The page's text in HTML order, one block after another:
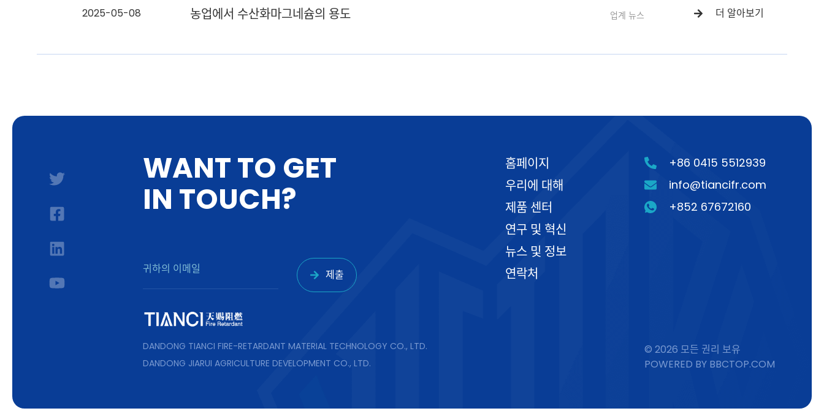
2025-05-08 농업에서 수산화마그네슘의 용도 업계 뉴스 더 알아보기
WANTTO GET
IN TOUCH?
제출
DANDONG TIANCI FIRE-RETARDANT MATERIAL TECHNOLOGY CO., LTD.
DANDONG JIARUI AGRICULTURE DEVELOPMENT CO., LTD.
홈페이지
우리에 대해
제품 센터
연구 및 혁신
뉴스 및 정보
연락처
+86 0415 5512939
info@tiancifr.com
+852 67672160
© 2026 모든 권리 보유
POWERED BY BBCTOP.COM